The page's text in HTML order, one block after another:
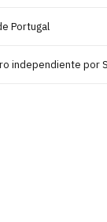
Portugal
independiente por